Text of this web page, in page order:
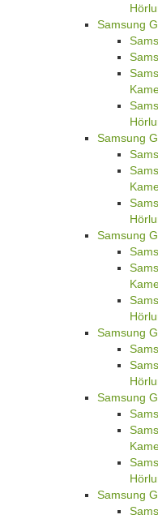
Samsung
Samsung
Samsung
Samsung
Samsung
Samsung